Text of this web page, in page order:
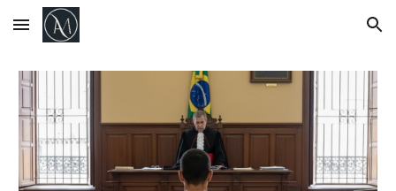
Skip to main content Skip to navigation